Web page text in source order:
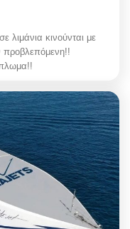
κινούνται με